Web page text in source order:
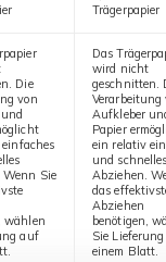
Trägerpapier
Die
von
Sie
wählen
auf
Das
wird nicht
geschnitten.
Verarbeitung
Aufkleber
Papier
ein relativ
und schnelles
Abziehen.
das
Abziehen
benötigen,
Sie
einem Blatt.